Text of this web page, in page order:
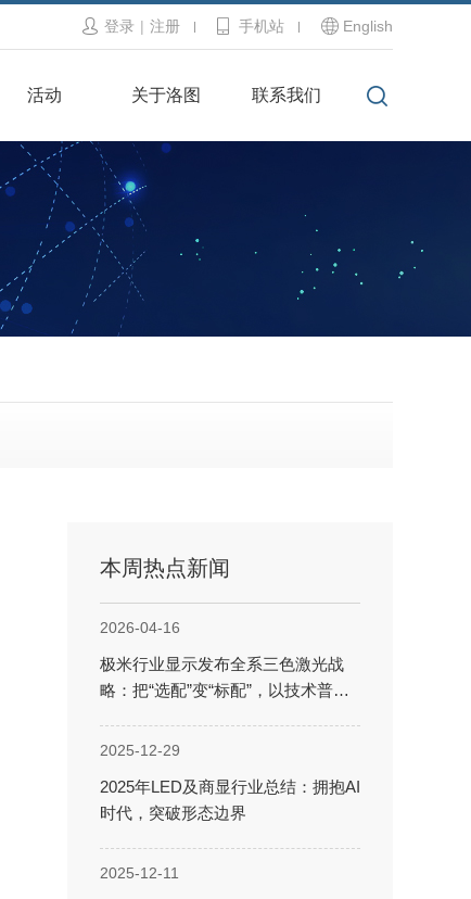
登录 | 注册 手机站 English
活动 关于洛图 联系我们
本周热点新闻
2026-04-16
极米行业显示发布全系三色激光战
略：把“选配”变“标配”，以技术普惠
2025-12-29
2025年LED及商显行业总结：拥抱AI
时代，突破形态边界
2025-12-11